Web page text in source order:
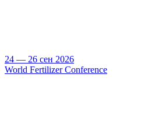
24 — 26 сен 2026
World Fertilizer Conference